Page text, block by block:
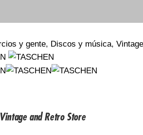
y gente, Discos y música,
and Retro Store